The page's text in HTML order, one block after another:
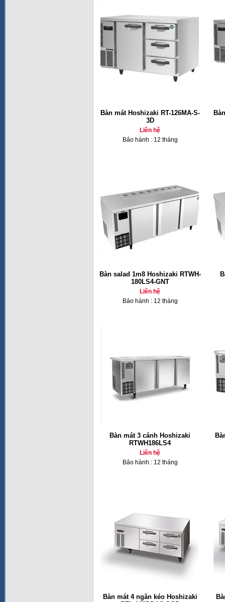
Bàn mát Hoshizaki RT-126MA-S-
3D
Liên hệ
Bảo hành : 12 tháng
Bàn salad 1m8 Hoshizaki RTWH-
180LS4-GNT
Liên hệ
Bảo hành : 12 tháng
Bàn mát 3 cánh Hoshizaki
RTWH186LS4
Liên hệ
Bảo hành : 12 tháng
Bàn mát 4 ngăn kéo Hoshizaki